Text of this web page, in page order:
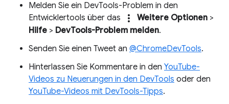
Melden Sie ein DevTools-Problem in den
Entwicklertools über das
more_vert Weitere Optionen >
Hilfe > DevTools-Problem melden.
Senden Sie einen Tweet an @ChromeDevTools.
Hinterlassen Sie Kommentare in den YouTube-
Videos zu Neuerungen in den DevTools oder den
YouTube-Videos mit DevTools-Tipps.